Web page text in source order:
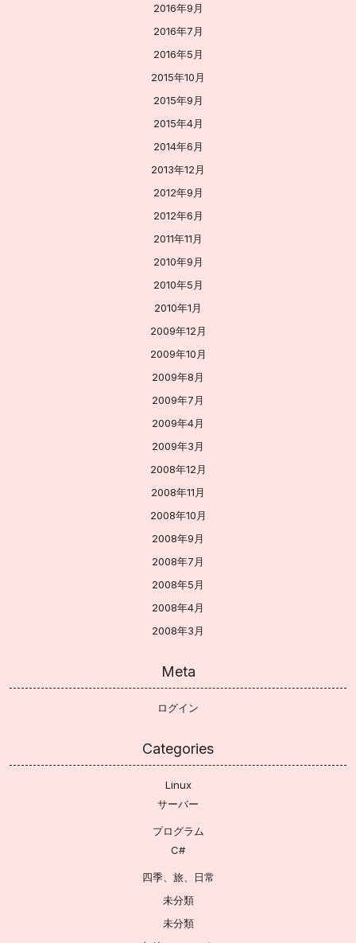
2016年9月
2016年7月
2016年5月
2015年10月
2015年9月
2015年4月
2014年6月
2013年12月
2012年9月
2012年6月
2011年11月
2010年9月
2010年5月
2010年1月
2009年12月
2009年10月
2009年8月
2009年7月
2009年4月
2009年3月
2008年12月
2008年11月
2008年10月
2008年9月
2008年7月
2008年5月
2008年4月
2008年3月
Meta
ログイン
Categories
Linux
サーバー
プログラム
C#
四季、旅、日常
未分類
未分類